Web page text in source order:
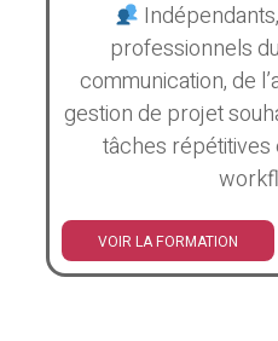
professionnels
communication, de
gestion de projet
tâches
VOIR LA FORMATION